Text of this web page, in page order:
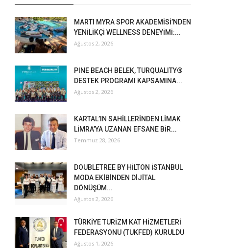
MARTI MYRA SPOR AKADEMİSİ’NDEN
YENİLİKÇİ WELLNESS DENEYİMİ:...
Ağustos 2, 2026
PINE BEACH BELEK, TURQUALITY®
DESTEK PROGRAMI KAPSAMINA...
Ağustos 2, 2026
KARTAL’IN SAHİLLERİNDEN LİMAK
LİMRA’YA UZANAN EFSANE BİR...
Temmuz 28, 2026
DOUBLETREE BY HİLTON İSTANBUL
MODA EKİBİNDEN DİJİTAL
DÖNÜŞÜM...
Ağustos 2, 2026
TÜRKİYE TURİZM KAT HİZMETLERİ
FEDERASYONU (TUKFED) KURULDU
Ağustos 1, 2026